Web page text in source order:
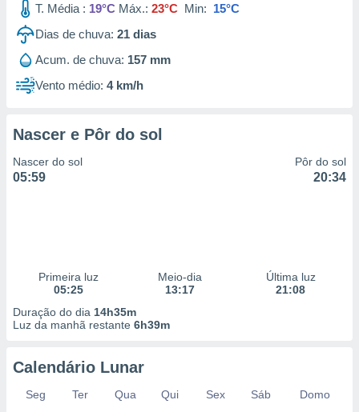
T. Média : 19°C Máx.: 23°C Min: 15°C
Dias de chuva: 21 dias
Acum. de chuva: 157 mm
Vento médio: 4 km/h
Nascer e Pôr do sol
Nascer do sol
05:59
Pôr do sol
20:34
Primeira luz
05:25
Meio-dia
13:17
Última luz
21:08
Duração do dia 14h35m
Luz da manhã restante 6h39m
Calendário Lunar
Seg Ter Qua Qui Sex Sáb
Domo